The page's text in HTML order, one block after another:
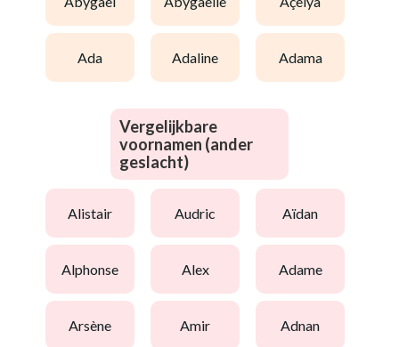
ada adaline adama
Vergelijkbare
voornamen (ander
geslacht)
alistair audric aïdan
alphonse alex adame
arsène amir adnan